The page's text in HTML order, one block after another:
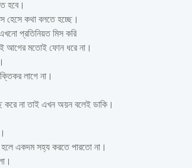
হবে।
হেসে কথা বলতে হচ্ছে।
প্রতিনিয়ত মিস করি
আগের মতোই ফোন ধরে না।
লাগে না।
না তাই এখন অয়ন বলেই ডাকি।
একদম সহ্য করতে পারতো না।